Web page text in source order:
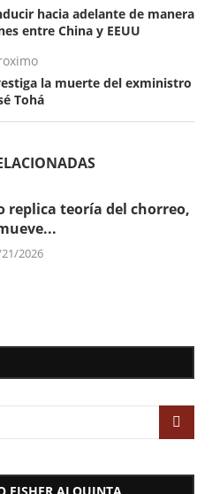
hacia adelante de manera
entre China y EEUU
la muerte del exministro
Tohá
replica teoría del chorreo,
2026